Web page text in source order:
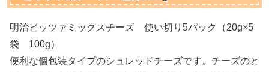
明治ピッツァミックスチーズ 使い切り5パック（20g×5
袋 100g）
便利な個包装タイプのシュレッドチーズです。チーズのと